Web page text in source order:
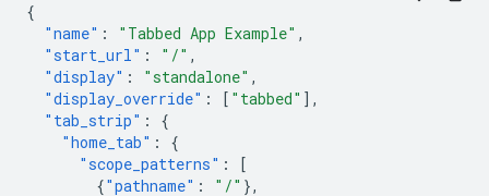
{
"name" : "Tabbed App Example" ,
"start_url" : "/" ,
"display" : "standalone" ,
"display_override" : [ "tabbed" ],
"tab_strip" :
{
"home_tab" :
{
"scope_patterns" :
[
{"pathname" : "/" },